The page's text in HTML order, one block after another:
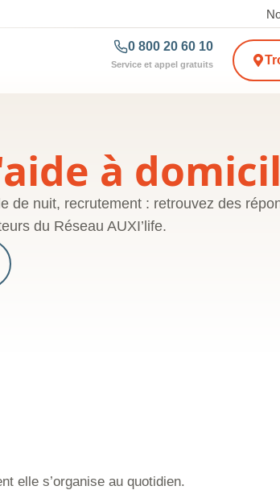
0 800 20 60 10
Service et appel gratuits
à
de nuit, recrutement : retrouvez des
du Réseau AUXI’life.
elle s’organise au quotidien.